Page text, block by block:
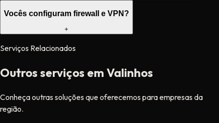
Vocês configuram firewall e VPN?
+
Serviços Relacionados
Outros serviços em Valinhos
Conheça outras soluções que oferecemos para empresas da
região.